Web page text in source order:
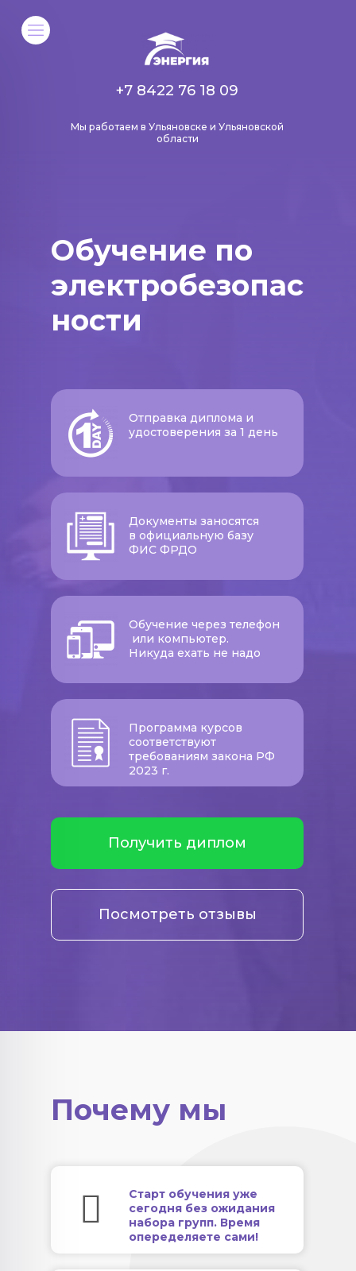
Мы работаем в Ульяновске и Ульяновской
области
+7 8422 76 18 09
Обучение по
электробезопас
ности
Получить диплом
Отправка диплома и
удостоверения за 1 день
Документы заносятся
в официальную базу
ФИС ФРДО
Обучение через телефон
или компьютер.
Никуда ехать не надо
Программа курсов
соответствуют
требованиям закона РФ
2023 г.
Посмотреть отзывы
Почему мы
Старт обучения уже
сегодня без ожидания
набора групп. Время
опеределяете сами!